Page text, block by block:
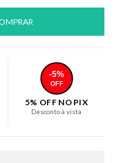
-5%
OFF
5% OFF NO PIX
Desconto à vista